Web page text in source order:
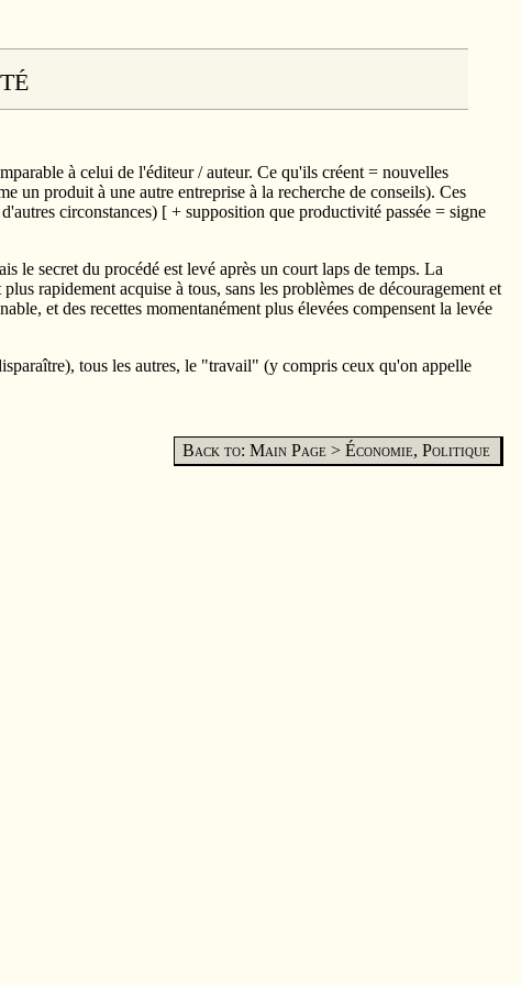
à celui de l'éditeur / auteur. Ce qu'ils créent = nouvelles
un produit à une autre entreprise à la recherche de conseils). Ces
circonstances) [ + supposition que productivité passée = signe
le secret du procédé est levé après un court laps de temps. La
rapidement acquise à tous, sans les problèmes de découragement et
et des recettes momentanément plus élevées compensent la levée
tous les autres, le "travail" (y compris ceux qu'on appelle
Back to: Main Page >Économie, Politique